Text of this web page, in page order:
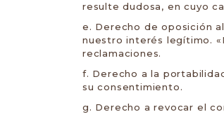
resulte dudosa, en cuyo
Derecho de oposición
nuestro interés legítimo.
reclamaciones.
Derecho a la
su consentimiento.
Derecho a revocar el